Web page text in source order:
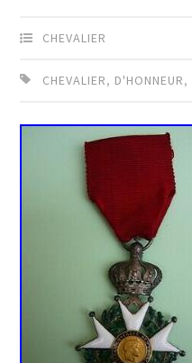
CHEVALIER
CHEVALIER, D'HONNEUR,